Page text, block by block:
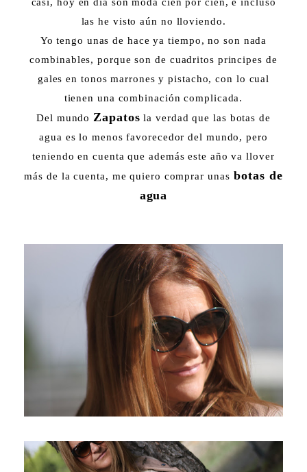
las he visto aún no lloviendo.
Yo tengo unas de hace ya tiempo, no son nada
combinables, porque son de cuadritos principes de
gales en tonos marrones y pistacho, con lo cual
tienen una combinación complicada.
Del mundo Zapatos la verdad que las botas de
agua es lo menos favorecedor del mundo, pero
teniendo en cuenta que además este año va llover
más de la cuenta, me quiero comprar unas botas de
agua